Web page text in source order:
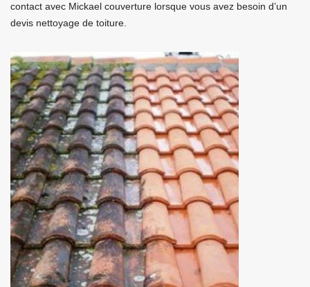
contact avec Mickael couverture lorsque vous avez besoin d’un
devis nettoyage de toiture.